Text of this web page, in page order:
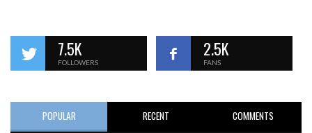
7.5K
FOLLOWERS
2.5K
FANS
POPULAR RECENT COMMENTS